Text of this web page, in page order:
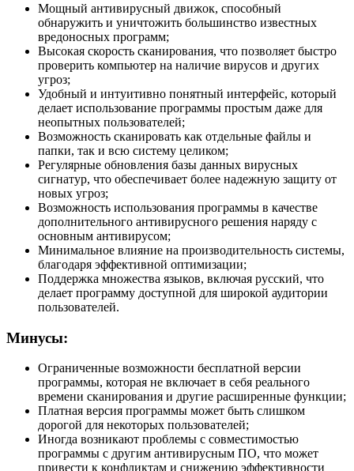
Мощный антивирусный движок, способный
обнаружить и уничтожить большинство известных
вредоносных программ;
Высокая скорость сканирования, что позволяет быстро
проверить компьютер на наличие вирусов и других
угроз;
Удобный и интуитивно понятный интерфейс, который
делает использование программы простым даже для
неопытных пользователей;
Возможность сканировать как отдельные файлы и
папки, так и всю систему целиком;
Регулярные обновления базы данных вирусных
сигнатур, что обеспечивает более надежную защиту от
новых угроз;
Возможность использования программы в качестве
дополнительного антивирусного решения наряду с
основным антивирусом;
Минимальное влияние на производительность системы,
благодаря эффективной оптимизации;
Поддержка множества языков, включая русский, что
делает программу доступной для широкой аудитории
пользователей.
Минусы:
Ограниченные возможности бесплатной версии
программы, которая не включает в себя реального
времени сканирования и другие расширенные функции;
Платная версия программы может быть слишком
дорогой для некоторых пользователей;
Иногда возникают проблемы с совместимостью
программы с другим антивирусным ПО, что может
привести к конфликтам и снижению эффективности